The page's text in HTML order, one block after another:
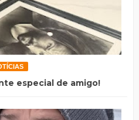
especial de amigo!